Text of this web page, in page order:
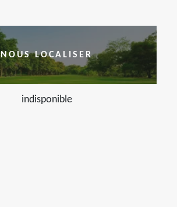
NOUS LOCALISER
indisponible